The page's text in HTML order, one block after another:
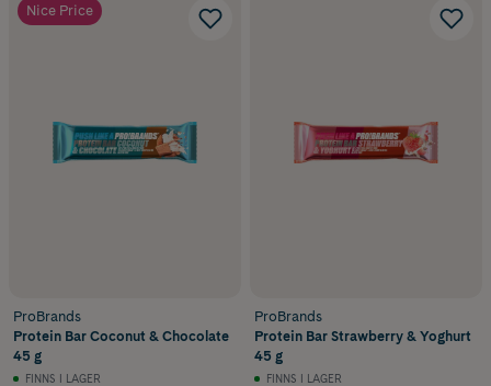
Nice Price
ProBrands
Protein Bar Coconut & Chocolate
45 g
FINNS I LAGER
ProBrands
Protein Bar Strawberry & Yoghurt
45 g
FINNS I LAGER